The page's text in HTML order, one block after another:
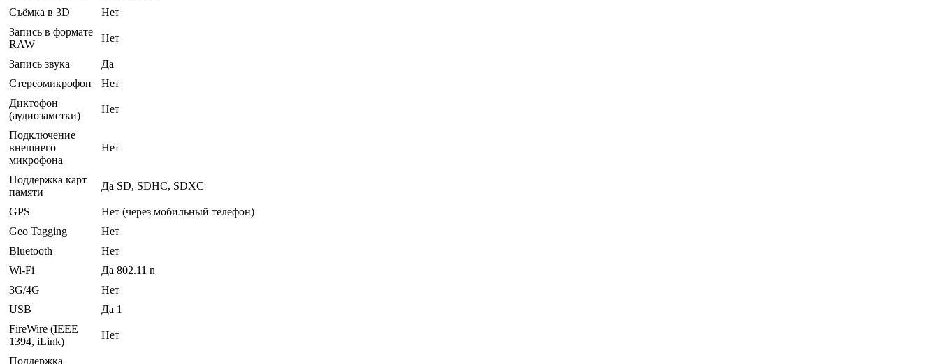
Съёмка в 3D
Нет
Запись в формате
RAW
Нет
Запись звука
Да
Стереомикрофон
Нет
Диктофон
(аудиозаметки)
Нет
Подключение
внешнего
микрофона
Нет
Поддержка карт
памяти
Да SD, SDHC, SDXC
GPS
Нет (через мобильный телефон)
Geo Tagging
Нет
Bluetooth
Нет
Wi-Fi
Да 802.11 n
3G/4G
Нет
USB
Да 1
FireWire (IEEE
1394, iLink)
Нет
Поддержка